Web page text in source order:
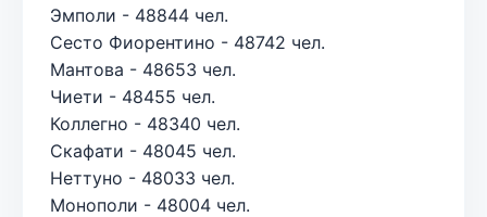
Эмполи - 48844 чел.
Сесто Фиорентино - 48742 чел.
Мантова - 48653 чел.
Чиети - 48455 чел.
Коллегно - 48340 чел.
Скафати - 48045 чел.
Неттуно - 48033 чел.
Монополи - 48004 чел.